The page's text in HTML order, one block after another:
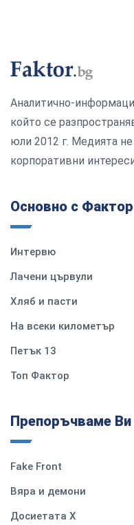
Аналитично-
който се
юли 2012 г. Медията
корпоративни
Основно с Фактор
Интервю
Лачени цървули
Хляб и пасти
На всеки километър
Петък 13
Топ Фактор
Препоръчваме Ви
Fake Front
Вяра и демони
Досиетата Х